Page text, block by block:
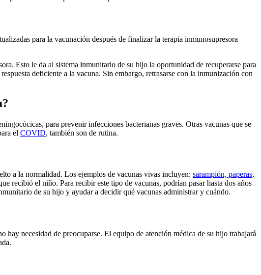
para la vacunación después de finalizar la terapia inmunosupresora
Esto le da al sistema inmunitario de su hijo la oportunidad de recuperarse para
deficiente a la vacuna. Sin embargo, retrasarse con la inmunización con
para prevenir infecciones bacterianas graves. Otras vacunas que se
el COVID, también son de rutina.
a la normalidad. Los ejemplos de vacunas vivas incluyen: sarampión, paperas,
recibió el niño. Para recibir este tipo de vacunas, podrían pasar hasta dos años
de su hijo y ayudar a decidir qué vacunas administrar y cuándo.
necesidad de preocuparse. El equipo de atención médica de su hijo trabajará